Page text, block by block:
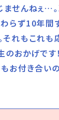
ませんねぇ…
らず10年間
れもこれも
のおかげで
お付き合い